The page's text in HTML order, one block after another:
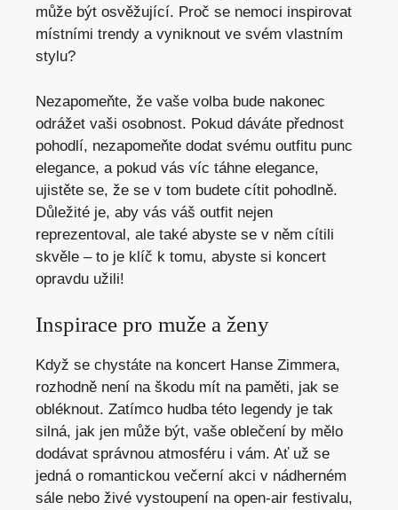
může být osvěžující. Proč se nemoci inspirovat
místními trendy a vyniknout ve svém vlastním
stylu?
Nezapomeňte, že vaše volba bude nakonec
odrážet vaši osobnost. Pokud dáváte přednost
pohodlí, nezapomeňte dodat svému outfitu punc
elegance, a pokud vás víc táhne elegance,
ujistěte se, že se v tom budete cítit pohodlně.
Důležité je, aby vás váš outfit nejen
reprezentoval, ale také abyste se v něm cítili
skvěle – to je klíč k tomu, abyste si koncert
opravdu užili!
Inspirace pro muže a ženy
Když se chystáte na koncert Hanse Zimmera,
rozhodně není na škodu mít na paměti, jak se
obléknout. Zatímco hudba této legendy je tak
silná, jak jen může být, vaše oblečení by mělo
dodávat správnou atmosféru i vám. Ať už se
jedná o romantickou večerní akci v nádherném
sále nebo živé vystoupení na open-air festivalu,